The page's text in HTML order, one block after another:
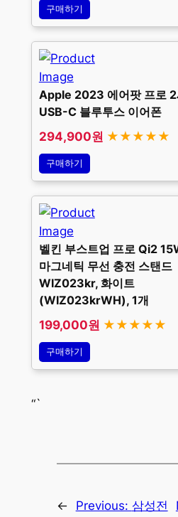
구매하기
Apple 2023 에어팟 프로 2
USB-C 블루투스 이어폰
294,900원 ★★★★★
구매하기
벨킨 부스트업 프로 Qi2
마그네틱 무선 충전 스탠드
WIZ023kr, 화이트
(WIZ023krWH), 1개
199,000원 ★★★★★
구매하기
“`
← Previous: 삼성전